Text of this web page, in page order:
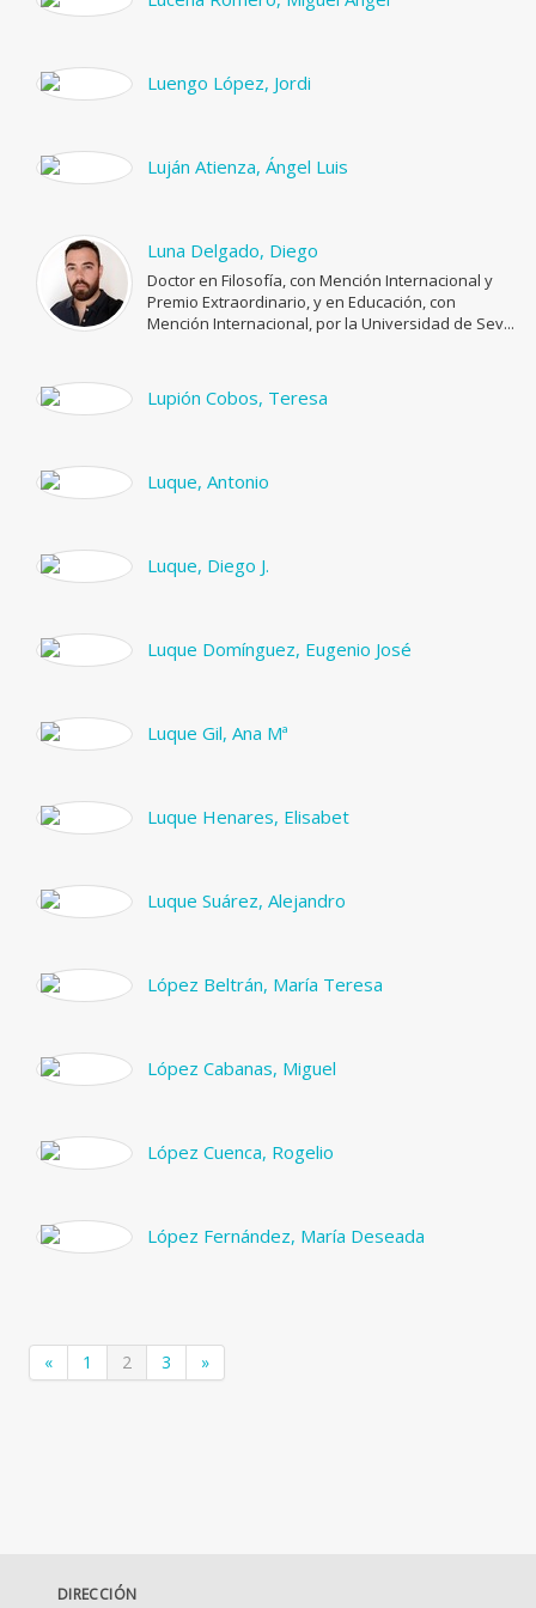
Luengo López, Jordi
Luján Atienza, Ángel Luis
Luna Delgado, Diego
Doctor en Filosofía, con Mención Internacional y
Premio Extraordinario, y en Educación, con
Mención Internacional, por la Universidad de Sev...
Lupión Cobos, Teresa
Luque, Antonio
Luque, Diego J.
Luque Domínguez, Eugenio José
Luque Gil, Ana Mª
Luque Henares, Elisabet
Luque Suárez, Alejandro
López Beltrán, María Teresa
López Cabanas, Miguel
López Cuenca, Rogelio
López Fernández, María Deseada
« 1 2 3 »
DIRECCIÓN